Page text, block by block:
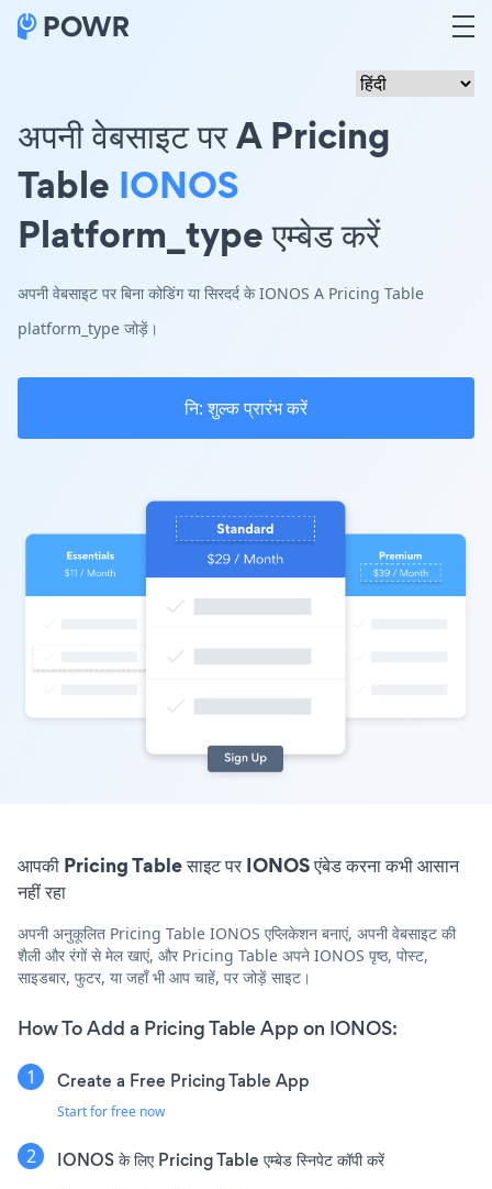
अपनी वेबसाइट पर A Pricing
Table IONOS
Platform_type एम्बेड करें
अपनी वेबसाइट पर बिना कोडिंग या सिरदर्द के IONOS A Pricing Table
platform_type जोड़ें।
नि: शुल्क प्रारंभ करें
आपकी Pricing Table साइट पर IONOS एंबेड करना कभी आसान
नहीं रहा
अपनी अनुकूलित Pricing Table IONOS एप्लिकेशन बनाएं, अपनी वेबसाइट की
शैली और रंगों से मेल खाएं, और Pricing Table अपने IONOS पृष्ठ, पोस्ट,
साइडबार, फुटर, या जहाँ भी आप चाहें, पर जोड़ें साइट।
How To Add a Pricing Table App on IONOS:
Create a Free Pricing Table App
Start for free now
IONOS के लिए Pricing Table एम्बेड स्निपेट कॉपी करें